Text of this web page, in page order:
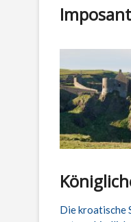
Die kroatische